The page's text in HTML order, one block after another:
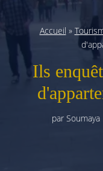
Accueil »
Ils
par Soumaya